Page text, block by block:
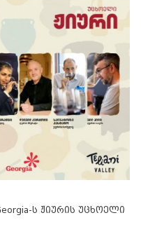
ს ჟიურის უცხოელი